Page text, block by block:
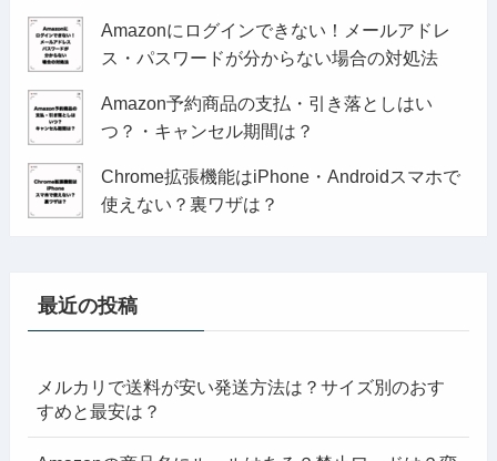
Amazonにログインできない！メールアドレ
ス・パスワードが分からない場合の対処法
Amazon予約商品の支払・引き落としはい
つ？・キャンセル期間は？
Chrome拡張機能はiPhone・Androidスマホで
使えない？裏ワザは？
最近の投稿
メルカリで送料が安い発送方法は？サイズ別のおす
すめと最安は？